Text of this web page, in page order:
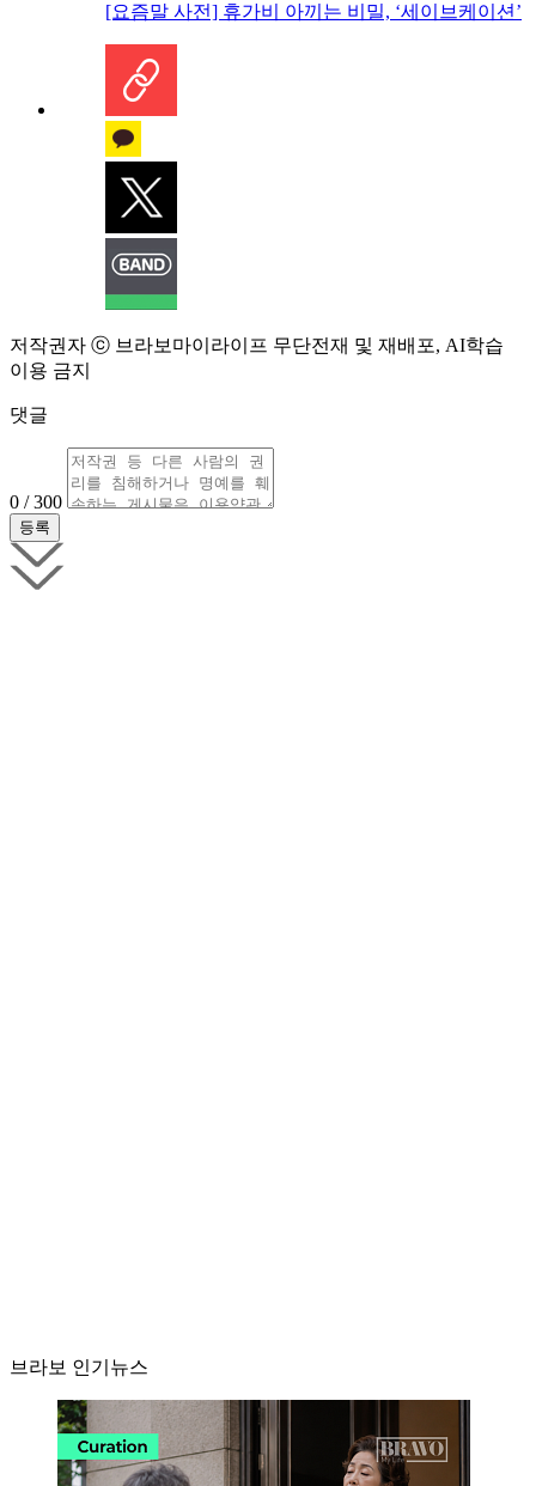
[요즘말 사전] 휴가비 아끼는 비밀, ‘세이브케이션’
저작권자 ⓒ 브라보마이라이프 무단전재 및 재배포, AI학습
이용 금지
댓글
0 / 300
브라보 인기뉴스